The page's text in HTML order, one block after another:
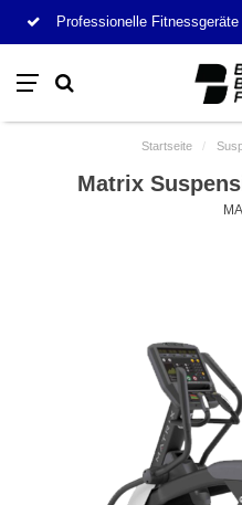
Professionelle
Startseite /
Matrix